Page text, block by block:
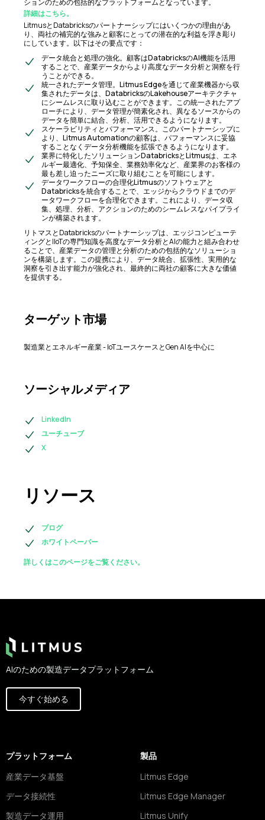
ションのための包括的なプラットフォームとなっています。
詳細はこちら。
LitmusとDatabricksのパートナーシップにはいくつかの理由があ
り、両社の補完的な強みと顧客にとっての潜在的な利益を浮き彫り
にしています。以下はその要点です：
データ統合と処理の強化。顧客はDatabricksのAI機能を活用
することで、産業データからより高度なデータ分析と洞察を行
うことができる。
統一されたデータ管理。Litmus Edgeを通じて産業機器から収
集されたデータは、DatabricksのLakehouseアーキテクチャ
にシームレスに取り込むことができます。この統一されたアプ
ローチにより、データ管理が簡素化され、異なるソースからの
データを簡単に結合、分析、活用できるようになります。
スケーラビリティとパフォーマンス。このパートナーシップに
より、Litmus Automationの顧客は、パフォーマンスに妥協
することなくデータ分析機能を拡張できるようになります。
業界に特化したソリューションDatabricksとLitmusは、エネ
ルギー最適化、予知保全、業務効率化など、産業界のお客様の
最も差し迫ったニーズに取り組むことを可能にします。
データワークフローの合理化Litmusのソフトウェアと
Databricksを統合することで、エッジからクラウドまでのデ
ータワークフローを合理化できます。これにより、データ収
集、処理、分析、アクションのためのシームレスなパイプライ
ンが構築されます。
リトマスとDatabricksのパートナーシップは、エッジコンピューテ
ィングとIIoTの専門知識を高度なデータ分析とAIの能力と組み合わせ
ることで、産業データの管理と分析のための包括的なソリューショ
ンを構築します。この提携により、データ統合、拡張性、実用的な
洞察を引き出す能力が強化され、最終的に両社の顧客に大きな価値
を提供する。
ターゲット市場
製造業とエネルギー産業 - IoTユースケースとGen AIを中心に
ソーシャルメディア
LinkedIn
ユーチューブ
X
リソース
ブログ
ホワイトペーパー
詳しくはこのページをご覧ください。
AIのための製造データプラットフォーム
今すぐ始める
プラットフォーム
産業データ基盤
データ接続性
製造データ運用
製品
Litmus Edge
Litmus Edge Manager
Litmus Unify